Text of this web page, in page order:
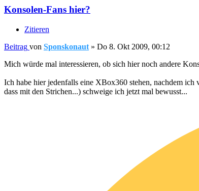
Konsolen-Fans hier?
Zitieren
Beitrag von Sponskonaut » Do 8. Okt 2009, 00:12
Mich würde mal interessieren, ob sich hier noch andere
Ich habe hier jedenfalls eine XBox360 stehen, nachdem ich
dass mit den Strichen...) schweige ich jetzt mal bewusst...